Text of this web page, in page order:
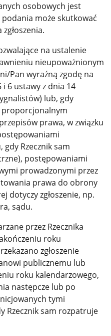
osobowych jest
może skutkować
na ustalenie
nieupoważnionym
Pan wyraźną zgodę na
6 ustawy z dnia 14
lub, gdy
proporcjonalnym
prawa, w związku
Rzecznik sam
postępowaniami
prowadzonymi przez
prawa do obrony
dotyczy zgłoszenie, np.
sądu.
przez Rzecznika
roku
zgłoszenie
publicznemu lub
roku kalendarzowego,
następcze lub po
tymi
Rzecznik sam rozpatruje